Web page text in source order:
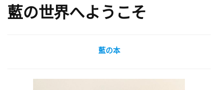
藍の世界へようこそ
藍の本